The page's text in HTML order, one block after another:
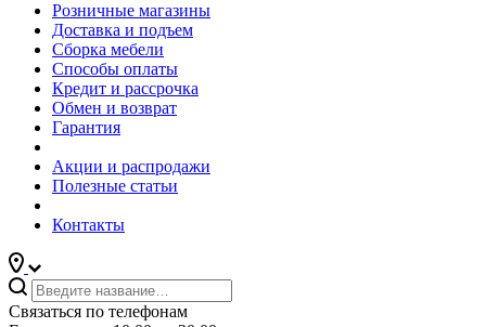
Розничные магазины
Доставка и подъем
Сборка мебели
Способы оплаты
Кредит и рассрочка
Обмен и возврат
Гарантия
Акции и распродажи
Полезные статьи
Контакты
Связаться по телефонам